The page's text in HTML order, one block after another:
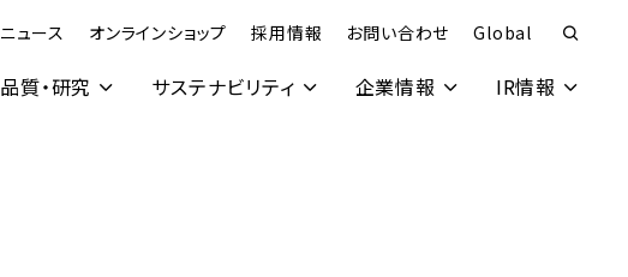
ニュース オンラインショップ 採用情報 お問い合わせ Global
品質・研究 サステナビリティ 企業情報 IR情報